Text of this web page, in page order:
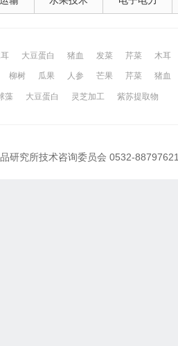
大豆蛋白 猪血 发菜 芹菜 木耳
柳树 瓜果 人参 芒果 芹菜 猪血
藻 大豆蛋白 灵芝加工 紫苏提取物
研究所技术咨询委员会 0532-88797621